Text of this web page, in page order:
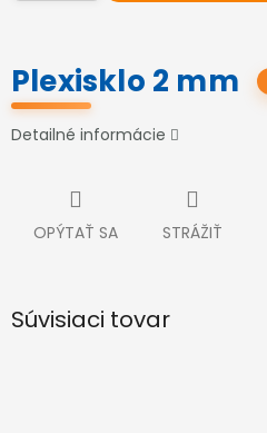
Plexisklo 2 mm
Detailné informácie
OPÝTAŤ SA STRÁŽIŤ
Súvisiaci tovar